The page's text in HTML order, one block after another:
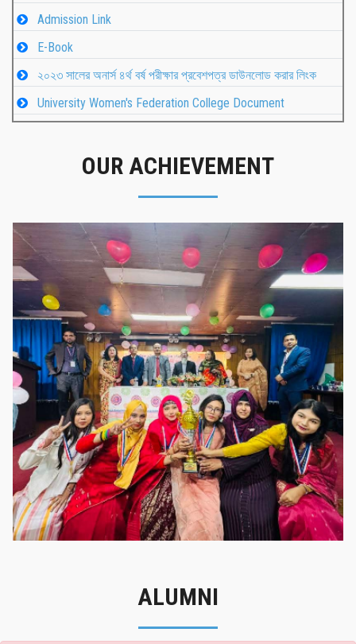
Admission Link
E-Book
২০২৩ সালের অনার্স ৪র্থ বর্ষ পরীক্ষার প্রবেশপত্র ডাউনলোড করার লিংক
University Women's Federation College Document
OUR ACHIEVEMENT
গৌরবের মুহূর্ত
গৌরবের মুহূর্ত
ALUMNI